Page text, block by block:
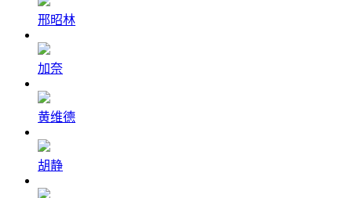
邢昭林
加奈
黄维德
胡静